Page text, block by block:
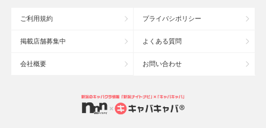
沖縄県
大宮のキャバクラ
六本木のキャバクラ
ご利用規約 プライバシポリシー
掲載店舗募集中 よくある質問
会社概要 お問い合わせ